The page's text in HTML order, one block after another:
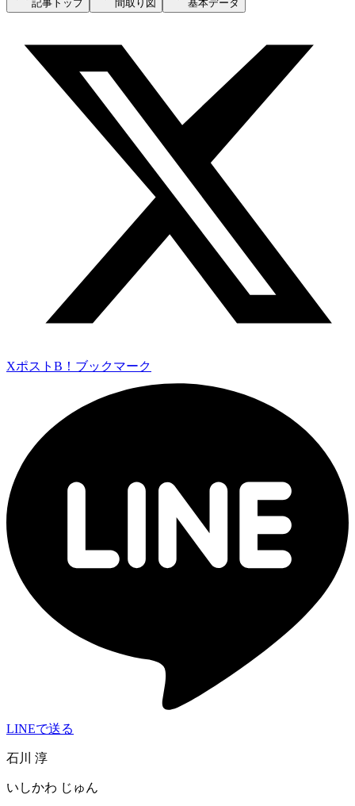
記事トップ 間取り図 基本データ
Xポスト B！ブックマーク
LINEで送る
石川 淳
いしかわ じゅん